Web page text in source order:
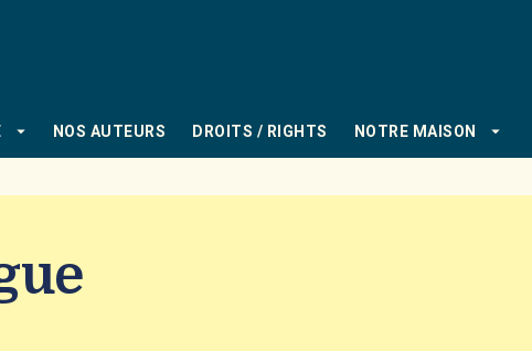
arrow_drop_down NOS AUTEURS DROITS / RIGHTS NOTRE MAISON arrow_drop_down